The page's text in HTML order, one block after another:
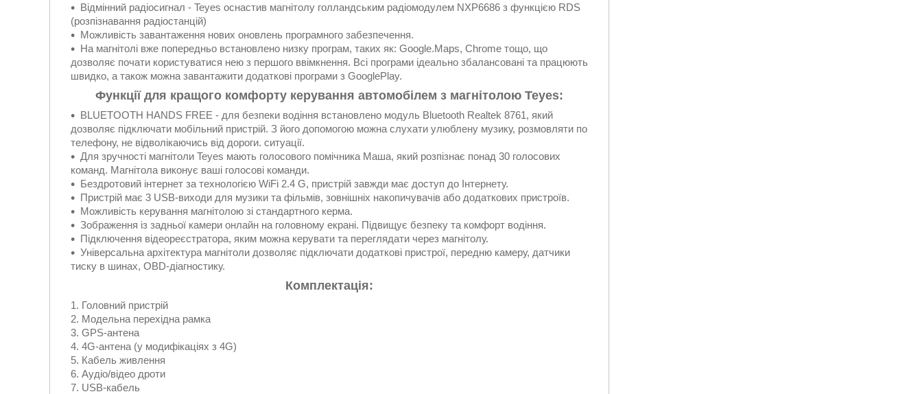
Відмінний радіосигнал - Teyes оснастив магнітолу голландським радіомодулем NXP6686 з функцією RDS
(розпізнавання радіостанцій)
Можливість завантаження нових оновлень програмного забезпечення.
На магнітолі вже попередньо встановлено низку програм, таких як: Google.Maps, Chrome тощо, що
дозволяє почати користуватися нею з першого ввімкнення. Всі програми ідеально збалансовані та працюють
швидко, а також можна завантажити додаткові програми з GooglePlay.
Функції для кращого комфорту керування автомобілем з магнітолою Teyes:
BLUETOOTH HANDS FREE - для безпеки водіння встановлено модуль Bluetooth Realtek 8761, який
дозволяє підключати мобільний пристрій. З його допомогою можна слухати улюблену музику, розмовляти по
телефону, не відволікаючись від дороги. ситуації.
Для зручності магнітоли Teyes мають голосового помічника Маша, який розпізнає понад 30 голосових
команд. Магнітола виконує ваші голосові команди.
Бездротовий інтернет за технологією WiFi 2.4 G, пристрій завжди має доступ до Інтернету.
Пристрій має 3 USB-виходи для музики та фільмів, зовнішніх накопичувачів або додаткових пристроїв.
Можливість керування магнітолою зі стандартного керма.
Зображення із задньої камери онлайн на головному екрані. Підвищує безпеку та комфорт водіння.
Підключення відеореєстратора, яким можна керувати та переглядати через магнітолу.
Універсальна архітектура магнітоли дозволяє підключати додаткові пристрої, передню камеру, датчики
тиску в шинах, OBD-діагностику.
Комплектація:
Головний пристрій
Модельна перехідна рамка
GPS-антена
4G-антена (у модифікаціях з 4G)
Кабель живлення
Аудіо/відео дроти
USB-кабель